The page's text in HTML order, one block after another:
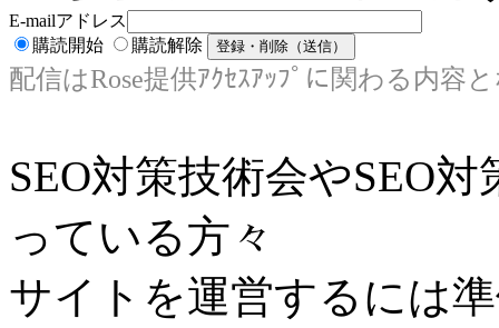
E-mailアドレス
購読開始
購読解除
配信はRose提供ｱｸｾｽｱｯﾌﾟに関わる内容
SEO対策技術会やSEO
っている方々
サイトを運営するには